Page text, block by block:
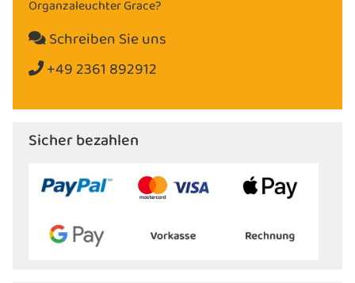
Organzaleuchter Grace?
Schreiben Sie uns
+49 2361 892912
Sicher bezahlen